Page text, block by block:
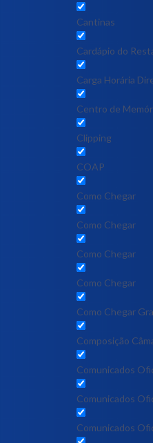
Cantinas
Cardápio do
Carga Horária
Centro de
Clipping
COAP
Como Chegar
Como Chegar
Como Chegar
Como Chegar
Como Chegar
Composição
Comunicados
Comunicados
Comunicados